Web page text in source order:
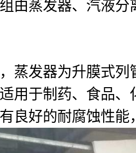
由蒸发器、汽液
蒸发器为升膜式
用于制药、食品
良好的耐腐蚀性